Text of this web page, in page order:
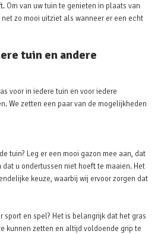
Om van uw tuin te genieten in plaats van
zo mooi uitziet als wanneer er een echt
tuin en andere
voor in iedere tuin en voor iedere
We zetten een paar van de mogelijkheden
tuin? Leg er een mooi gazon mee aan, dat
u ondertussen niet hoeft te maaien. Het
keuze, waarbij wij ervoor zorgen dat
sport en spel? Het is belangrijk dat het gras
kunnen zetten en altijd voldoende grip te